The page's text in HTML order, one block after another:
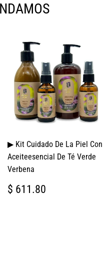
▶ Kit Cuidado De La Piel Con
Aceiteesencial De Té Verde
Verbena
PRECIO
HABITUAL
$ 611.80